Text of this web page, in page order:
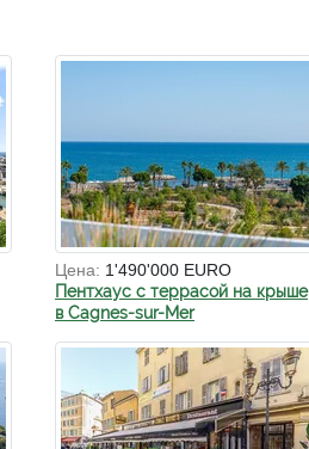
Цена: 1'490'000 EURO
Пентхаус с террасой на крыше
в Cagnes-sur-Mer